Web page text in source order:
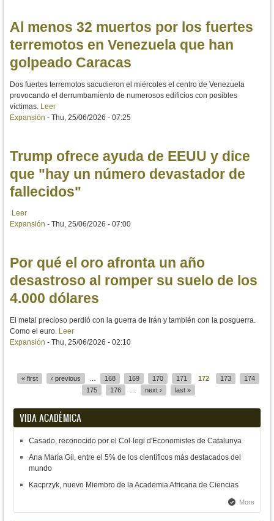
Al menos 32 muertos por los fuertes
terremotos en Venezuela que han
golpeado Caracas
Dos fuertes terremotos sacudieron el miércoles el centro de Venezuela
provocando el derrumbamiento de numerosos edificios con posibles
víctimas. Leer
Expansión - Thu, 25/06/2026 - 07:25
Trump ofrece ayuda de EEUU y dice
que "hay un número devastador de
fallecidos"
Leer
Expansión - Thu, 25/06/2026 - 07:00
Por qué el oro afronta un año
desastroso al romper su suelo de los
4.000 dólares
El metal precioso perdió con la guerra de Irán y también con la posguerra.
Como el euro. Leer
Expansión - Thu, 25/06/2026 - 02:10
« first ‹ previous 168 169 170 171 172 173
174
175
176 next › last »
VIDA ACADÉMICA
Casado, reconocido por el Col·legi d'Economistes de Catalunya
Ana María Gil, entre el 5% de los científicos más destacados del
mundo
Kacprzyk, nuevo Miembro de la Academia Africana de Ciencias
More